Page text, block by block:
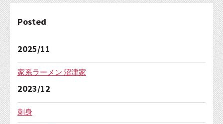
Posted
2025/11
家系ラーメン 沼津家
2023/12
刺身